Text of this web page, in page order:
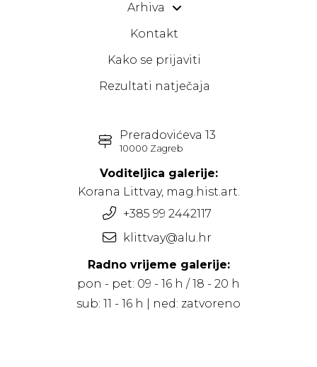
Arhiva
Kontakt
Kako se prijaviti
Rezultati natječaja
Preradovićeva 13
10000 Zagreb
Voditeljica galerije:
Korana Littvay, mag.hist.art.
+385 99 2442117
klittvay@alu.hr
Radno vrijeme galerije:
pon - pet: 09 - 16 h / 18 - 20 h
sub: 11 - 16 h | ned: zatvoreno